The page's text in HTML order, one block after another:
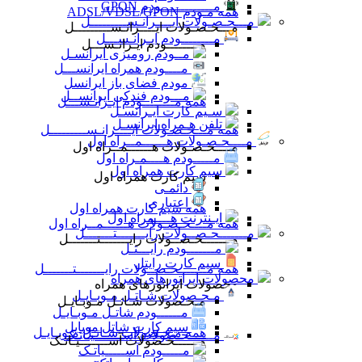
مـــــــــــــودم GPON
همه مـودم ADSL/VDSL/GPON
مـــحـصـولات ایــــرانـســـــــــل
مـــحـصـولات ایــــرانـســـــــــل
مــــــــودم ایـرانـســـل
مــــــــودم ایـرانـســـل
مــودم رومیزی ایرانسـل
مــــودم همراه ایرانســـل
مودم فضای باز ایرانسل
مـــودم فندکی ایرانســل
همه مــــــــودم ایـرانـســـل
سـیم کارت ایـرانسـل
تلفن هـمراه ایرانسـل
همه مـــحـصـولات ایــــرانـســـــــــل
مــــحـصـولات هــــــمــراه اول
مــــحـصـولات هــــــمــراه اول
مـــــودم هــــمـراه اول
سیم کارت همراه اول
سیم کارت همراه اول
دائمـی
اعتباری
همه سیم کارت همراه اول
ایـنترنت هــــمراه اول
همه مــــحـصـولات هــــــمــراه اول
مـــــــحـصــولات رایـــــــتـــــــل
مـــــــحـصــولات رایـــــــتـــــــل
مـــــــودم رایـــتـل
سیم کارت رایتل
همه مـــــــحـصــولات رایـــــــتـــــــل
محصولات اپراتورهای همراه
محصولات اپراتورهای همراه
مـحـصولات شـاتـل مـوبـایـل
مـحـصولات شـاتـل مـوبـایـل
مــــــودم شاتـل مـوبـایـل
سیم کارت شاتل موبایل
همه مـحـصولات شـاتـل مـوبـایـل
مــــــحـصولات آســـــــیـاتـک
مــــــحـصولات آســـــــیـاتـک
مـــــودم آســـــیاتـک